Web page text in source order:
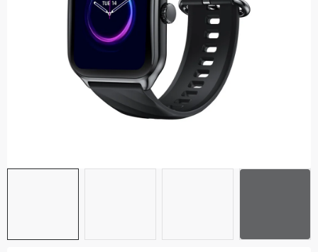
12 důvodů proč Gigamat Možnosti dopravy